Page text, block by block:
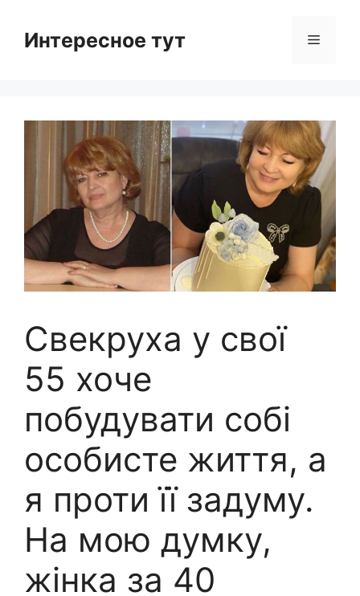
contentИнтересное тут Menu
Свекруха у свої
55 хоче
побудувати собі
особисте життя, а
я проти її задуму.
На мою думку,
жінка за 40